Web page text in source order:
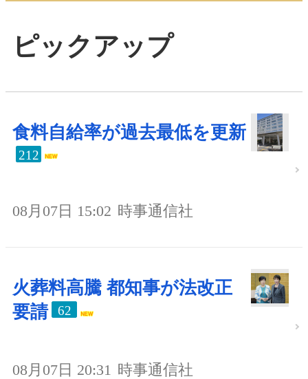
ピックアップ
食料自給率が過去最低を更新
212
08月07日 15:02 時事通信社
火葬料高騰 都知事が法改正
要請
62
08月07日 20:31 時事通信社